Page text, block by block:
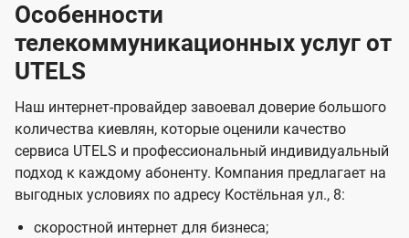
Особенности
телекоммуникационных услуг от
UTELS
Наш интернет-провайдер завоевал доверие большого
количества киевлян, которые оценили качество
сервиса UTELS и профессиональный индивидуальный
подход к каждому абоненту. Компания предлагает на
выгодных условиях по адресу Костёльная ул., 8:
скоростной интернет для бизнеса;